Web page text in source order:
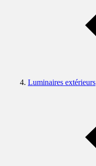
Luminaires extérieurs